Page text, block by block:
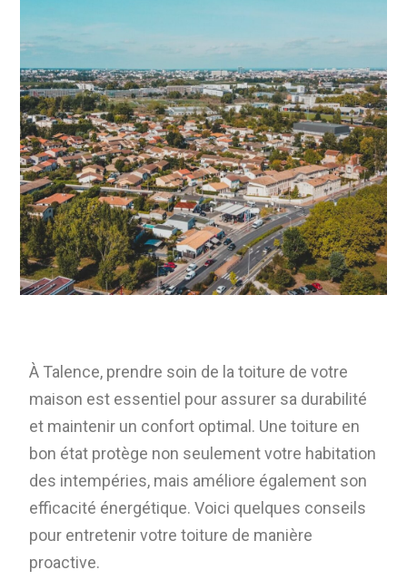
À Talence, prendre soin de la toiture de votre
maison est essentiel pour assurer sa durabilité
et maintenir un confort optimal. Une toiture en
bon état protège non seulement votre habitation
des intempéries, mais améliore également son
efficacité énergétique. Voici quelques conseils
pour entretenir votre toiture de manière
proactive.